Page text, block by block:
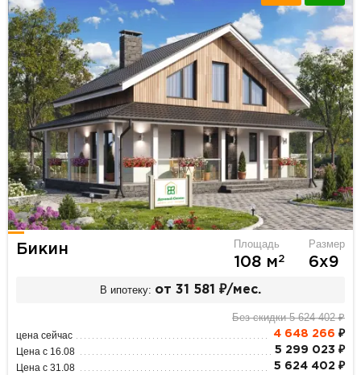
Бикин Площадь
108 м2
Размер
6х9
В ипотеку: от 31 581 ₽/мес.
Без скидки 5 624 402 ₽
цена сейчас 4 648 266 ₽
Цена с 16.08 5 299 023 ₽
Цена с 31.08 5 624 402 ₽